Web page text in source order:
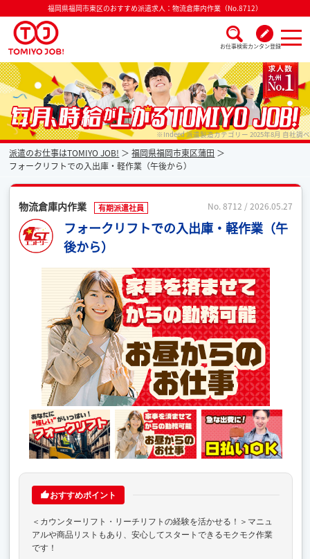
福岡県福岡市東区のおすすめ派遣求人：物流倉庫内作業（No.8712）
お仕事検索カンタン登録
派遣なら毎月時給が上がるトミヨジョブ ※Indeed 派遣製造カテゴリー 2025年8月 自社調べ
派遣のお仕事はTOMIYO JOB!
福岡県福岡市東区蒲田
フォークリフトでの入出庫・軽作業（午後から）
物流倉庫内作業 有期派遣社員 No. 8712 / 2026.05.27
フォークリフトでの入出庫・軽作業（午
後から）
おすすめポイント
＜カウンターリフト・リーチリフトの経験を活かせる！＞マニュ
アルや商品リストもあり、安心してスタートできるモクモク作業
です！